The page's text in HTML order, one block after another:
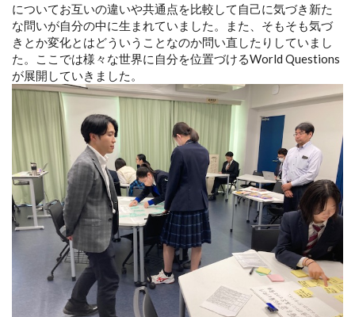
についてお互いの違いや共通点を比較して自己に気づき新た
な問いが自分の中に生まれていました。また、そもそも気づ
きとか変化とはどういうことなのか問い直したりしていまし
た。ここでは様々な世界に自分を位置づけるWorld Questions
が展開していきました。